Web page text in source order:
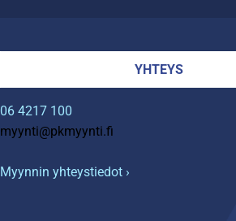
YHTEYS
06 4217 100
myynti@pkmyynti.fi
Myynnin yhteystiedot ›